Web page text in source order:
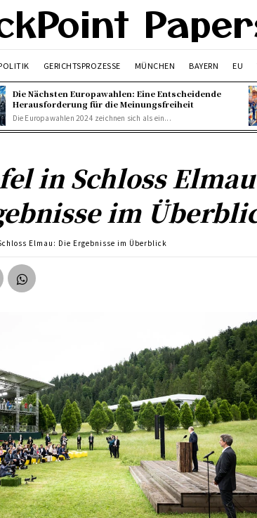
GERICHTSPROZESSE MÜNCHEN BAYERN EU
Die Nächsten Europawahlen: Eine Entscheidende
Herausforderung für die Meinungsfreiheit
Die Europawahlen 2024 zeichnen sich als ein...
in Schloss
im
Elmau: Die Ergebnisse im Überblick